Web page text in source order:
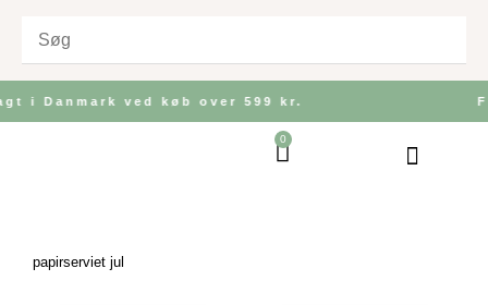
indholdet
i Danmark ved køb over 599 kr.
0
Kurv
papirserviet jul